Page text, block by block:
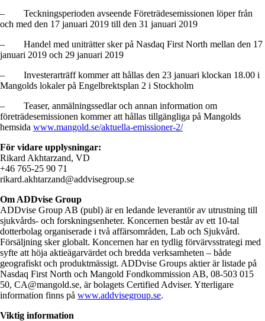
–
Teckningsperioden avseende Företrädesemissionen löper från
och med den 17 januari 2019 till den 31 januari 2019
–
Handel med uniträtter sker på Nasdaq First North mellan den 17
januari 2019 och 29 januari 2019
–
Investerarträff kommer att hållas den 23 januari klockan 18.00 i
Mangolds lokaler på Engelbrektsplan 2 i Stockholm
–
Teaser, anmälningssedlar och annan information om
företrädesemissionen kommer att hållas tillgängliga på Mangolds
hemsida www.mangold.se/aktuella-emissioner-2/
För vidare upplysningar:
Rikard Akhtarzand, VD
+46 765-25 90 71
rikard.akhtarzand@addvisegroup.se
Om ADDvise Group
ADDvise Group AB (publ) är en ledande leverantör av utrustning till
sjukvårds- och forskningsenheter. Koncernen består av ett 10-tal
dotterbolag organiserade i två affärsområden, Lab och Sjukvård.
Försäljning sker globalt. Koncernen har en tydlig förvärvsstrategi med
syfte att höja aktieägarvärdet och bredda verksamheten – både
geografiskt och produktmässigt. ADDvise Groups aktier är listade på
Nasdaq First North och Mangold Fondkommission AB, 08-503 015
50, CA@mangold.se, är bolagets Certified Adviser. Ytterligare
information finns på www.addvisegroup.se.
Viktig information